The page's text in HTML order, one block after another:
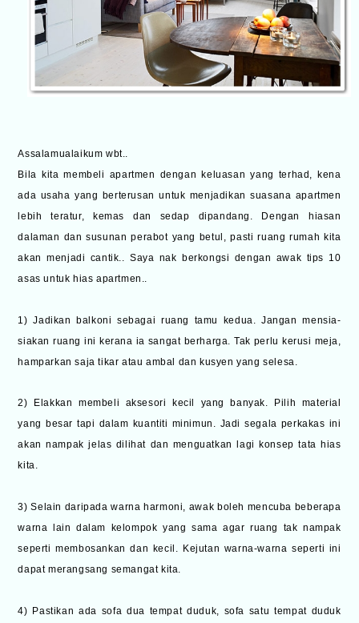
Assalamualaikum wbt..
Bila kita membeli apartmen dengan keluasan yang terhad, kena
ada usaha yang berterusan untuk menjadikan suasana apartmen
lebih teratur, kemas dan sedap dipandang. Dengan hiasan
dalaman dan susunan perabot yang betul, pasti ruang rumah kita
akan menjadi cantik.. Saya nak berkongsi dengan awak tips 10
asas untuk hias apartmen..
1) Jadikan balkoni sebagai ruang tamu kedua. Jangan mensia-
siakan ruang ini kerana ia sangat berharga. Tak perlu kerusi meja,
hamparkan saja tikar atau ambal dan kusyen yang selesa.
2) Elakkan membeli aksesori kecil yang banyak. Pilih material
yang besar tapi dalam kuantiti minimun. Jadi segala perkakas ini
akan nampak jelas dilihat dan menguatkan lagi konsep tata hias
kita.
3) Selain daripada warna harmoni, awak boleh mencuba beberapa
warna lain dalam kelompok yang sama agar ruang tak nampak
seperti membosankan dan kecil. Kejutan warna-warna seperti ini
dapat merangsang semangat kita.
4) Pastikan ada sofa dua tempat duduk, sofa satu tempat duduk